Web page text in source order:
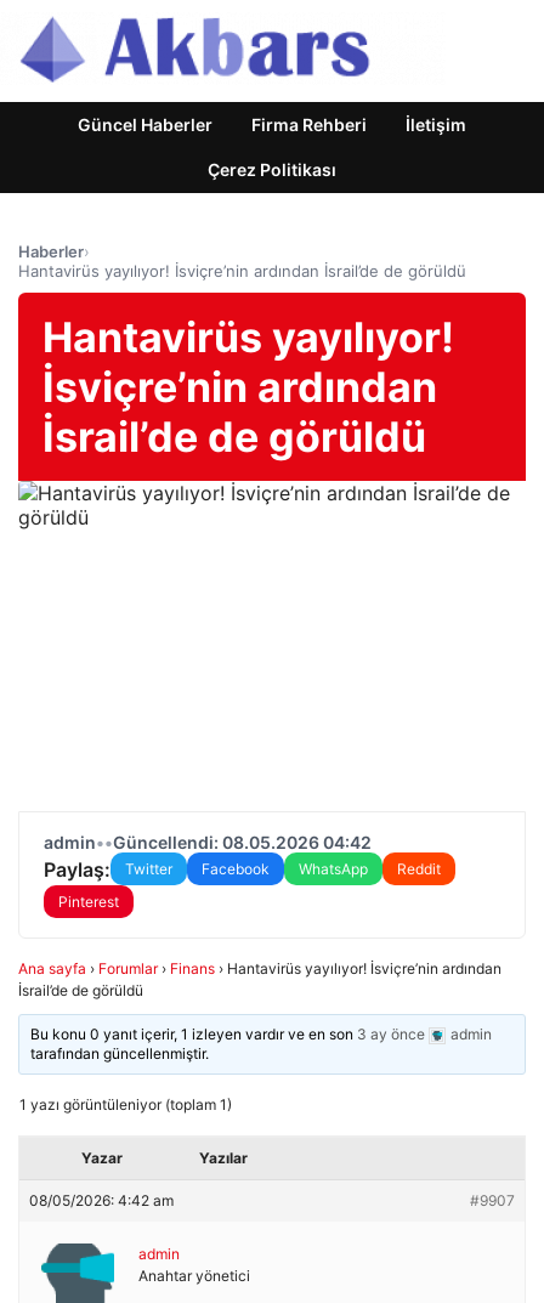
Güncel Haberler Firma Rehberi İletişim
Çerez Politikası
Haberler›
Hantavirüs yayılıyor! İsviçre’nin ardından İsrail’de de görüldü
Hantavirüs yayılıyor!
İsviçre’nin ardından
İsrail’de de görüldü
admin••Güncellendi: 08.05.2026 04:42
Paylaş: Twitter Facebook WhatsApp
Reddit
Pinterest
Ana sayfa › Forumlar › Finans › Hantavirüs yayılıyor! İsviçre’nin ardından
İsrail’de de görüldü
Bu konu 0 yanıt içerir, 1 izleyen vardır ve en son 3 ay önce
admin
tarafından güncellenmiştir.
1 yazı görüntüleniyor (toplam 1)
Yazar Yazılar
08/05/2026: 4:42 am #9907
admin
Anahtar yönetici